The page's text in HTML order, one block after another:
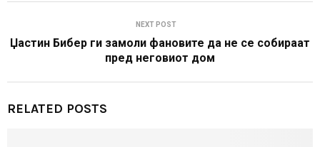
NEXT POST
Џaстин Бибер ги замоли фановите да не се собираат
пред неговиот дом
RELATED POSTS